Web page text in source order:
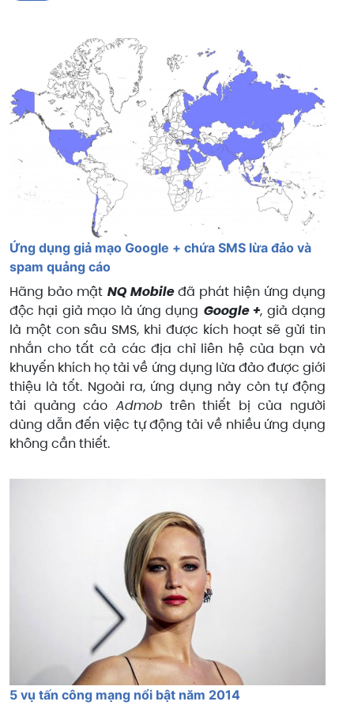
Ứng dụng giả mạo Google + chứa SMS lừa đảo và
spam quảng cáo
Hãng bảo mật NQ Mobileđã phát hiện ứng dụng
độc hại giả mạo là ứng dụng Google +, giả dạng
là một con sâu SMS, khi được kích hoạt sẽ gửi tin
nhắn cho tất cả các địa chỉ liên hệ của bạn và
khuyến khích họ tải về ứng dụng lừa đảo được giới
thiệu là tốt. Ngoài ra, ứng dụng này còn tự động
tải quảng cáo Admobtrên thiết bị của người
dùng dẫn đến việc tự động tải về nhiều ứng dụng
không cần thiết.
5 vụ tấn công mạng nổi bật năm 2014